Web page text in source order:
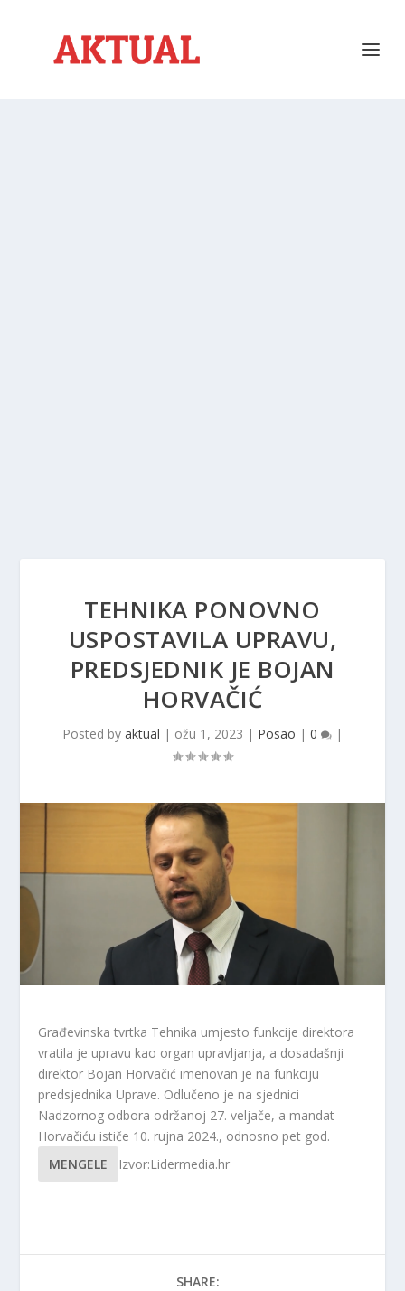
TEHNIKA PONOVNO
USPOSTAVILA UPRAVU,
PREDSJEDNIK JE BOJAN
HORVAČIĆ
Posted by aktual | ožu 1, 2023 | Posao | 0 |
Građevinska tvrtka Tehnika umjesto funkcije direktora
vratila je upravu kao organ upravljanja, a dosadašnji
direktor Bojan Horvačić imenovan je na funkciju
predsjednika Uprave. Odlučeno je na sjednici
Nadzornog odbora održanoj 27. veljače, a mandat
Horvačiću ističe 10. rujna 2024., odnosno pet god.
MENGELE
Izvor:Lidermedia.hr
SHARE: